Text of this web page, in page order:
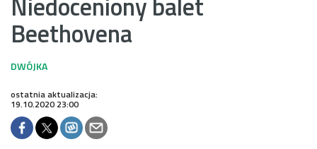
Beethovena
ostatnia aktualizacja:
19.10.2020 23:00